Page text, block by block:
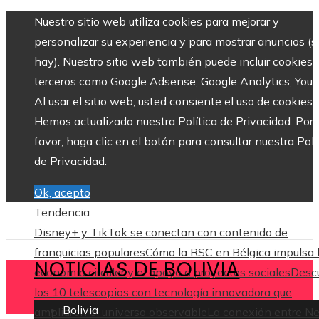
Nuestro sitio web utiliza cookies para mejorar y
personalizar su experiencia y para mostrar anuncios
hay). Nuestro sitio web también puede incluir cookies
terceros como Google Adsense, Google Analytics,
Al usar el sitio web, usted consiente el uso de cookies.
Hemos actualizado nuestra Política de Privacidad. Por
favor, haga clic en el botón para consultar nuestra
de Privacidad.
Ok, acepto
Tendencia
Disney+ y TikTok se conectan con contenido de
franquicias popularesCómo la RSC en Bélgica impulsa
economía circular y el apoyo a proyectos sociales
los 10 telescopios con tecnología innovadora que
ampliaron el universo observable La conexión entre
NOTICIAS DE BOLIVIA
Bolivia